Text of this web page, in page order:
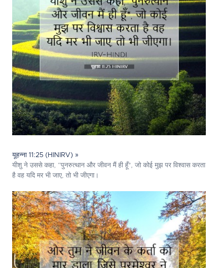
यूहन्ना 11:25 (HINIRV) »
यीशु ने उससे कहा, “पुनरुत्थान और जीवन मैं ही हूँ*, जो कोई मुझ पर विश्वास करता
है वह यदि मर भी जाए, तो भी जीएगा।